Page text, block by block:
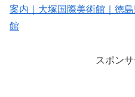
案内｜大塚国際美術館｜徳
館
スポン